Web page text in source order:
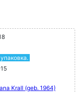
Krall (geb. 1964)